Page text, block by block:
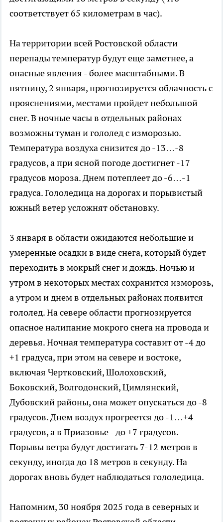
соответствует 65 километрам в час).
На территории всей Ростовской области
перепады температур будут еще заметнее, а
опасные явления - более масштабными. В
пятницу, 2 января, прогнозируется облачность с
прояснениями, местами пройдет небольшой
снег. В ночные часы в отдельных районах
возможны туман и гололед с изморозью.
Температура воздуха снизится до -13…-8
градусов, а при ясной погоде достигнет -17
градусов мороза. Днем потеплеет до -6…-1
градуса. Гололедица на дорогах и порывистый
южный ветер усложнят обстановку.
3 января в области ожидаются небольшие и
умеренные осадки в виде снега, который будет
переходить в мокрый снег и дождь. Ночью и
утром в некоторых местах сохранится изморозь,
а утром и днем в отдельных районах появится
гололед. На севере области прогнозируется
опасное налипание мокрого снега на провода и
деревья. Ночная температура составит от -4 до
+1 градуса, при этом на севере и востоке,
включая Чертковский, Шолоховский,
Боковский, Волгодонский, Цимлянский,
Дубовский районы, она может опускаться до -8
градусов. Днем воздух прогреется до -1…+4
градусов, а в Приазовье - до +7 градусов.
Порывы ветра будут достигать 7-12 метров в
секунду, иногда до 18 метров в секунду. На
дорогах вновь будет наблюдаться гололедица.
Напомним, 30 ноября 2025 года в северных и